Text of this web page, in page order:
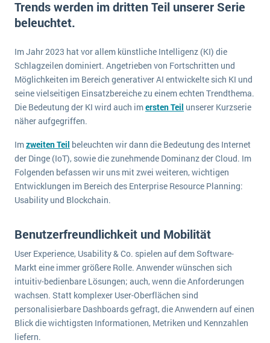
Suche
Auswahl
Einführung
Schulung
Auswertung
E-commerce
Einzelhandel
Finanzen
Grosshandel
Handel
Handwerk
Health Care
IKT
Installation
Landwirtschaft
Maschinenbau
NGO
Lebensmittelindustrie
Logistik
Produktion
Immobilien
Die 4 Komponenten eines CRM-Systems
5 Funktionen einer ERP-Software für Konzerne
Was ist Data Mining? - Ein Leitfaden für Unternehmen
Mehr über ERP-Software
ERP Wissenszentrum
Ein WMS implementieren: Das sind die 6
wichtigsten Punkte, die es zu beachten gilt
Service Level Agreements (SLA) und ERP: Was muss man wissen?
ERP-Software für Abfallentsorger
Offene Stellen bei ERP-Lieferanten
DSGVO/GDPR
Impressum
Kontakt
Trends werden im dritten Teil unserer Serie
beleuchtet.
Im Jahr 2023 hat vor allem künstliche Intelligenz (KI) die
Schlagzeilen dominiert. Angetrieben von Fortschritten und
Möglichkeiten im Bereich generativer AI entwickelte sich KI und
seine vielseitigen Einsatzbereiche zu einem echten Trendthema.
Die Bedeutung der KI wird auch imersten Teil unserer Kurzserie
näher aufgegriffen.
Imzweiten Teil beleuchten wir dann die Bedeutung des Internet
der Dinge (IoT), sowie die zunehmende Dominanz der Cloud. Im
Folgenden befassen wir uns mit zwei weiteren, wichtigen
Entwicklungen im Bereich des Enterprise Resource Planning:
Usability und Blockchain.
Benutzerfreundlichkeit und Mobilität
User Experience, Usability & Co. spielen auf dem Software-
Markt eine immer größere Rolle. Anwender wünschen sich
intuitiv-bedienbare Lösungen; auch, wenn die Anforderungen
wachsen. Statt komplexer User-Oberflächen sind
personalisierbare Dashboards gefragt, die Anwendern auf einen
Blick die wichtigsten Informationen, Metriken und Kennzahlen
liefern.